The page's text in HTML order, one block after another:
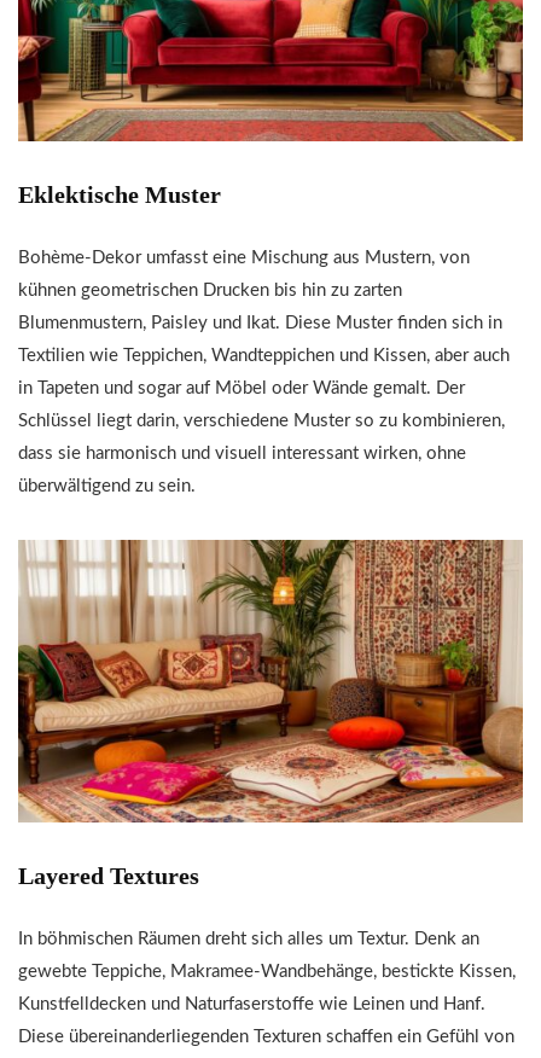
Eklektische Muster
Bohème-Dekor umfasst eine Mischung aus Mustern, von
kühnen geometrischen Drucken bis hin zu zarten
Blumenmustern, Paisley und Ikat. Diese Muster finden sich in
Textilien wie Teppichen, Wandteppichen und Kissen, aber auch
in Tapeten und sogar auf Möbel oder Wände gemalt. Der
Schlüssel liegt darin, verschiedene Muster so zu kombinieren,
dass sie harmonisch und visuell interessant wirken, ohne
überwältigend zu sein.
Layered Textures
In böhmischen Räumen dreht sich alles um Textur. Denk an
gewebte Teppiche, Makramee-Wandbehänge, bestickte Kissen,
Kunstfelldecken und Naturfaserstoffe wie Leinen und Hanf.
Diese übereinanderliegenden Texturen schaffen ein Gefühl von